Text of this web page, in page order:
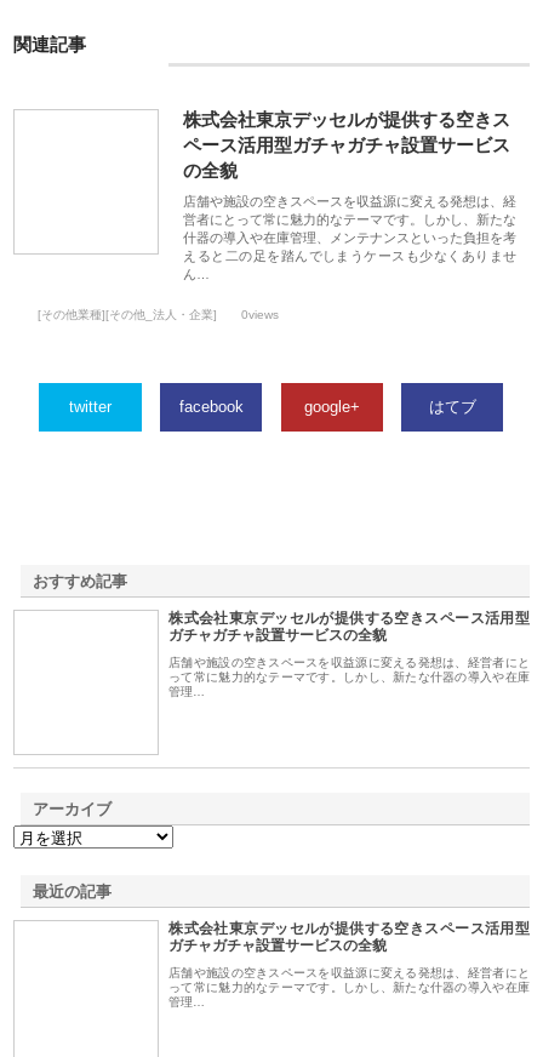
関連記事
株式会社東京デッセルが提供する空きス
ペース活用型ガチャガチャ設置サービス
の全貌
店舗や施設の空きスペースを収益源に変える発想は、経
営者にとって常に魅力的なテーマです。しかし、新たな
什器の導入や在庫管理、メンテナンスといった負担を考
えると二の足を踏んでしまうケースも少なくありませ
ん…
[その他業種][その他_法人・企業] 0views
twitter facebook google+ はてブ
おすすめ記事
株式会社東京デッセルが提供する空きスペース活用型
ガチャガチャ設置サービスの全貌
店舗や施設の空きスペースを収益源に変える発想は、経営者にと
って常に魅力的なテーマです。しかし、新たな什器の導入や在庫
管理…
アーカイブ
最近の記事
株式会社東京デッセルが提供する空きスペース活用型
ガチャガチャ設置サービスの全貌
店舗や施設の空きスペースを収益源に変える発想は、経営者にと
って常に魅力的なテーマです。しかし、新たな什器の導入や在庫
管理…